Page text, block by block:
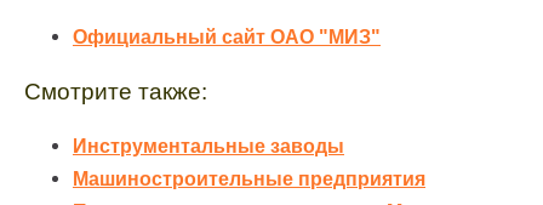
Официальный сайт ОАО "МИЗ"
Смотрите также:
Инструментальные заводы
Машиностроительные предприятия